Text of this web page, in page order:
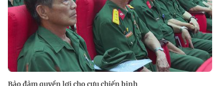
Bảo đảm quyền lợi cho cựu chiến binh